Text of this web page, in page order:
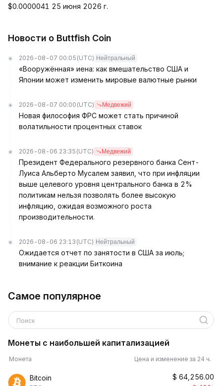
$0.0000041 25 июня 2026 г.
Новости о Buttfish Coin
2026-08-07 00:05 (UTC) Нейтральный
«Вооружённая» иена: как вмешательство США и
Японии может изменить мировые валютные рынки
2026-08-07 00:00 (UTC) Медвежий
Новая философия ФРС может стать причиной
волатильности процентных ставок
2026-08-06 23:35 (UTC) Медвежий
Президент Федерального резервного банка Сент-
Луиса Альберто Мусалем заявил, что при инфляции
выше целевого уровня центрального банка в 2%
политикам нельзя позволять более высокую
инфляцию, ожидая возможного роста
производительности.
2026-08-06 23:13 (UTC) Нейтральный
Ожидается отчет по занятости в США за июль;
внимание к реакции Биткоина
Самое популярное
Поиск
Монеты с наибольшей капитализацией
Монета Цена и изменение за 24 ч.
Bitcoin $ 64,256.00